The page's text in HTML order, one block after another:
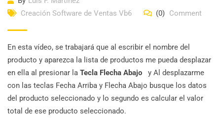
Creación Software de Ventas Vb6
(0) Comment
En esta vídeo, se trabajará que al escribir el nombre del
producto y aparezca la lista de productos me pueda desplazar
en ella al presionar la Tecla Flecha Abajo y Al desplazarme
con las teclas Fecha Arriba y Flecha Abajo busque los datos
del producto seleccionado y lo segundo es calcular el valor
total de ese producto seleccionado.